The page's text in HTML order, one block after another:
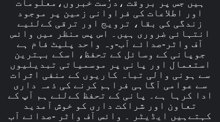
ہیں جس پر بروقت ،درُست خبروں،معلومات
اور اطلاعات کی فراوانی زمین پر موجود
زندگی کی بقا، ترویج اور ترقی کےلئیے
انتہائی ضروری ہیں۔ اس پس منظر میں وائس
آف واٹر-صدائے آب-وہ واحد پلیٹ فام ہے
جوپانی کے وسائل کے تحفظ، اسکے بہترین
استعمال اور پانی پر موسمیاتی تبدیلیوں
سے ہونی والی تباہ کاریوں کے منفی اثرات
سے عوامی آگاہی فراہم کرنے کی ذمہ داری
ادا کرہا ہے۔ پانی کے تحفظ کےلئے ہم آپ کے
تعاون اور شراکت داری کو خوش آمدید
کہتےہیں ایڈیٹر ۔ وائس آف واٹر -صدائے آب